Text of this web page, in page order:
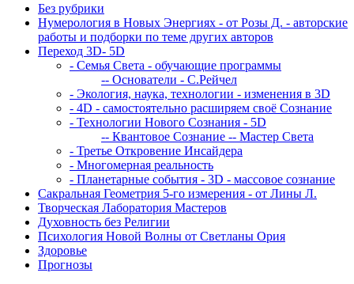
Без рубрики
Нумерология в Новых Энергиях - от Розы Д. - авторские
работы и подборки по теме других авторов
Переход 3D- 5D
- Семья Света - обучающие программы
-- Основатели - С.Рейчел
- Экология, наука, технологии - изменения в 3D
- 4D - самостоятельно расширяем своё Сознание
- Технологии Нового Сознания - 5D
-- Квантовое Сознание -- Мастер Света
- Третье Откровение Инсайдера
- Многомерная реальность
- Планетарные события - 3D - массовое сознание
Сакральная Геометрия 5-го измерения - от Лины Л.
Творческая Лаборатория Мастеров
Духовность без Религии
Психология Новой Волны от Светланы Ория
Здоровье
Прогнозы